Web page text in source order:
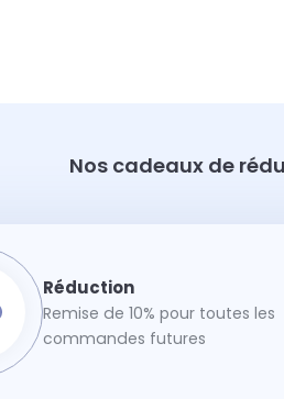
Nos cadeaux de
Remise de 10% pour toutes les
commandes futures